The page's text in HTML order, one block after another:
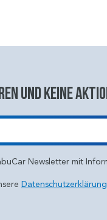
und keine
Newsletter mit